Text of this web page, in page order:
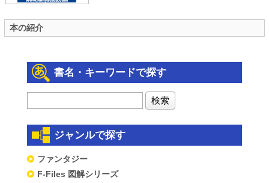
本の紹介
書名・キーワードで探す
ジャンルで探す
ファンタジー
F-Files 図解シリーズ